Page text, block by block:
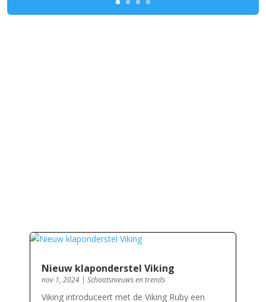
Nieuw klaponderstel Viking
nov 1, 2024| Schaatsnieuws en trends
Viking introduceert met de Viking Ruby een